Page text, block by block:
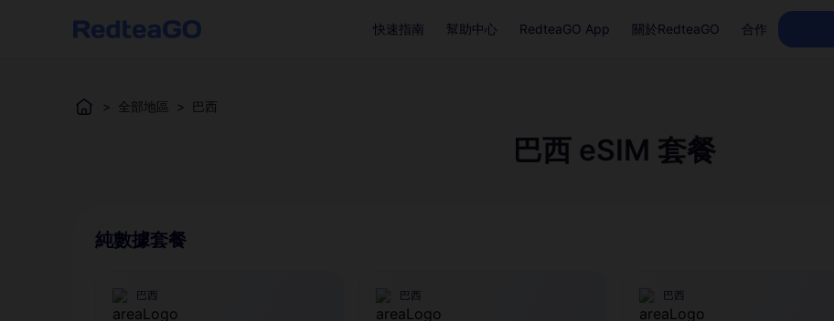
快速指南 幫助中心 RedteaGO App 關於RedteaGO 合作
> 全部地區 > 巴西
巴西 eSIM 套餐
純數據套餐
巴西 巴西 巴西